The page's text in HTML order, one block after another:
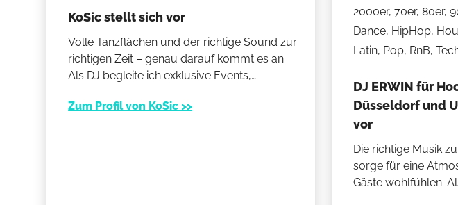
KoSic stellt sich vor
Volle Tanzflächen und der richtige Sound zur
richtigen Zeit – genau darauf kommt es an.
Als DJ begleite ich exklusive Events,
modernen Musikmix, der Gäste verbindet.
Zum Profil von KoSic >>
2000er, 70er, 80er,
Dance, HipHop,
Latin, Pop, RnB,
DJ ERWIN für
Düsseldorf und
vor
Die richtige Musik
sorge für eine
Gäste wohlfühlen.